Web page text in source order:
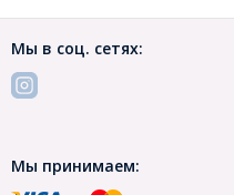
Мы в соц. сетях:
Мы принимаем: